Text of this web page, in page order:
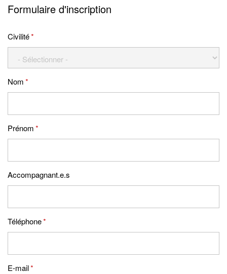
Formulaire d'inscription
Civilité*
Nom*
Prénom*
Accompagnant.e.s
Téléphone*
E-mail*